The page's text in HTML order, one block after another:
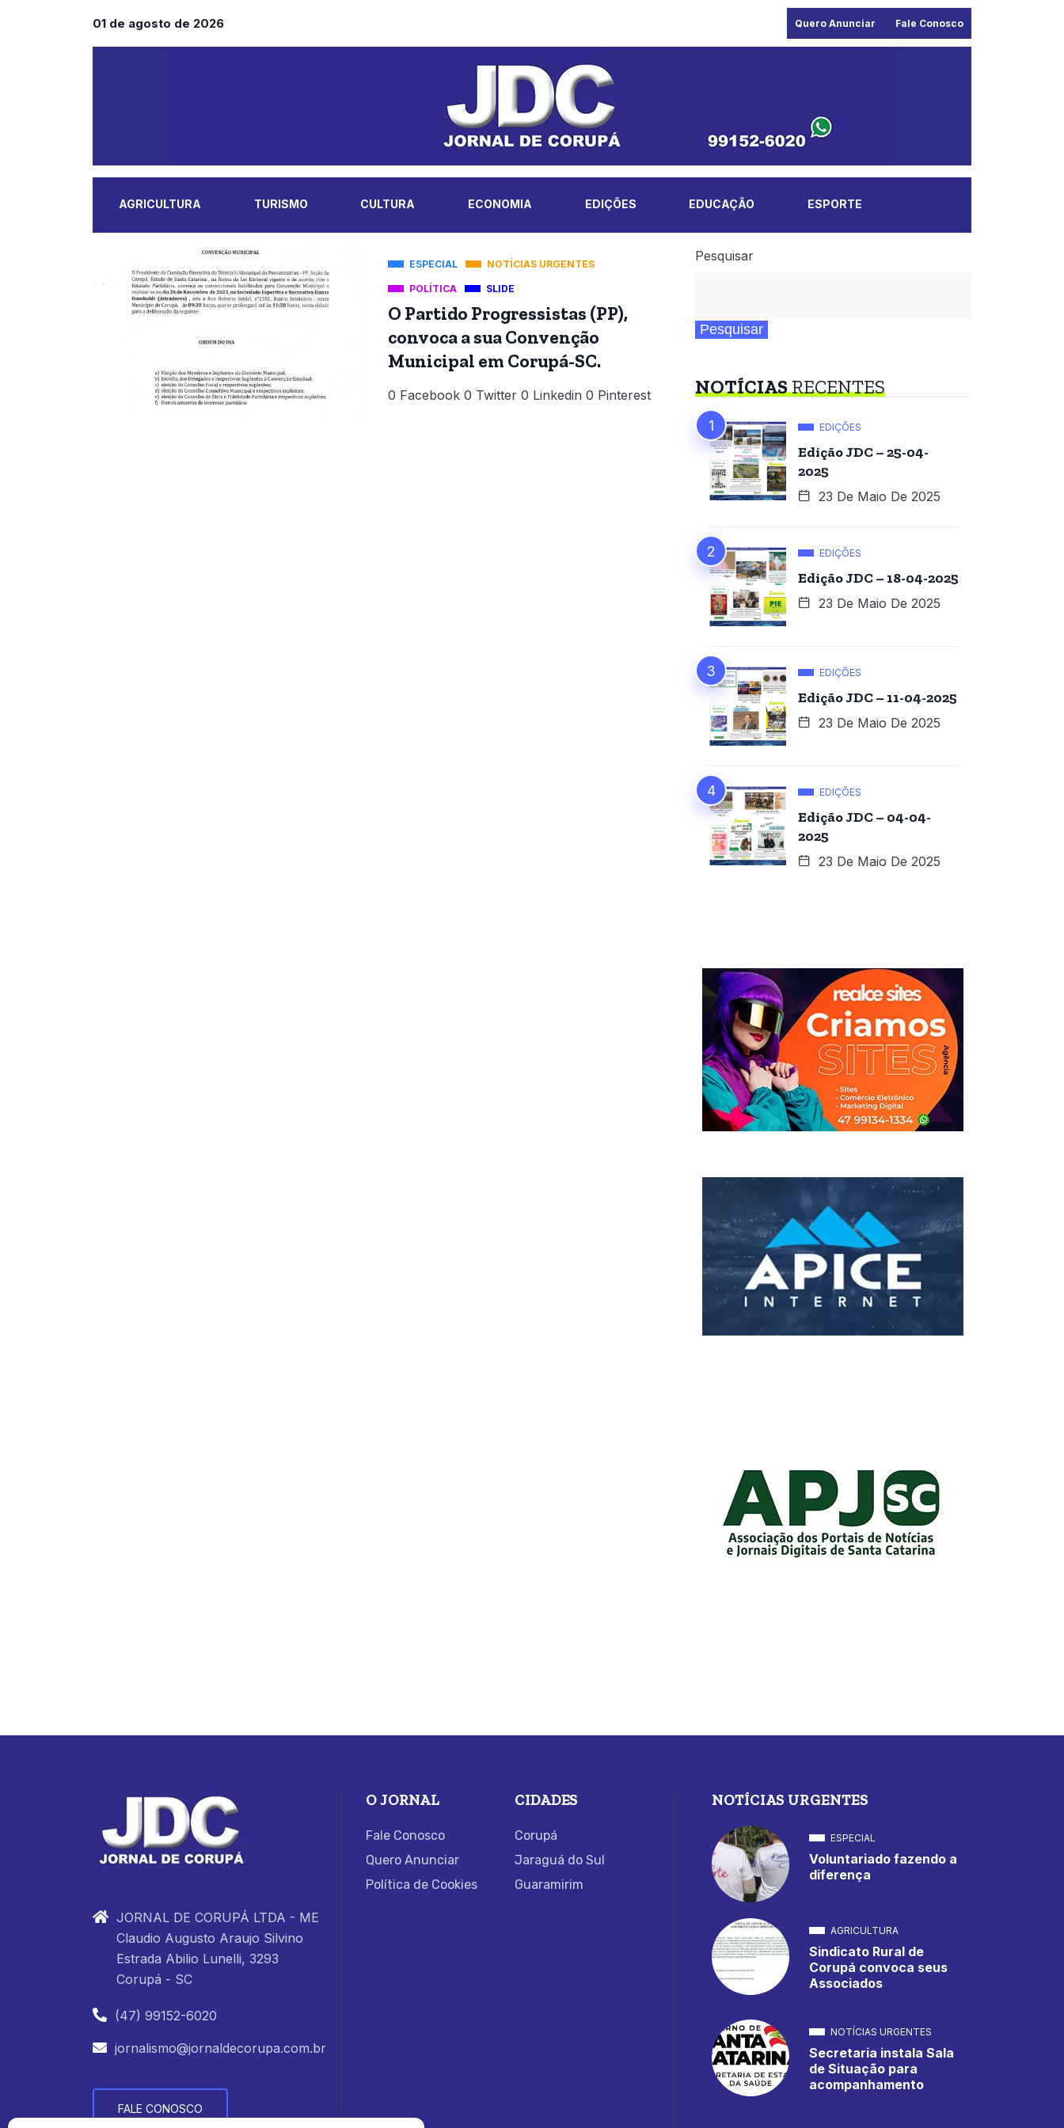
01 de agosto de 2026 Quero Anunciar Fale Conosco
AGRICULTURA TURISMO CULTURA ECONOMIA EDIÇÕES EDUCAÇÃO ESPORTE
ESPECIAL NOTÍCIAS URGENTES
POLÍTICA SLIDE
O Partido Progressistas (PP),
convoca a sua Convenção
Municipal em Corupá-SC.
0 Facebook 0 Twitter 0 Linkedin 0 Pinterest
Pesquisar
Pesquisar
NOTÍCIASRECENTES
EDIÇÕES
Edição JDC – 25-04-
2025
23 De Maio De 2025
EDIÇÕES
Edição JDC – 18-04-2025
23 De Maio De 2025
EDIÇÕES
Edição JDC – 11-04-2025
23 De Maio De 2025
EDIÇÕES
Edição JDC – 04-04-
2025
23 De Maio De 2025
JORNAL DE CORUPÁ LTDA - ME
Claudio Augusto Araujo Silvino
Estrada Abilio Lunelli, 3293
Corupá - SC
(47) 99152-6020
jornalismo@jornaldecorupa.com.br
FALE CONOSCO
O JORNAL
Fale Conosco
Quero Anunciar
Política de Cookies
CIDADES
Corupá
Jaraguá do Sul
Guaramirim
NOTÍCIAS URGENTES
ESPECIAL
Voluntariado fazendo a
diferença
AGRICULTURA
Sindicato Rural de
Corupá convoca seus
Associados
NOTÍCIAS URGENTES
Secretaria instala Sala
de Situação para
acompanhamento